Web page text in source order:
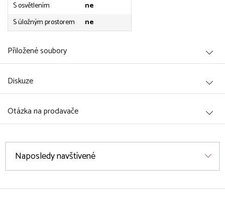
S osvětlením
ne
S úložným prostorem
ne
Přiložené soubory
Diskuze
Otázka na prodavače
Naposledy navštívené